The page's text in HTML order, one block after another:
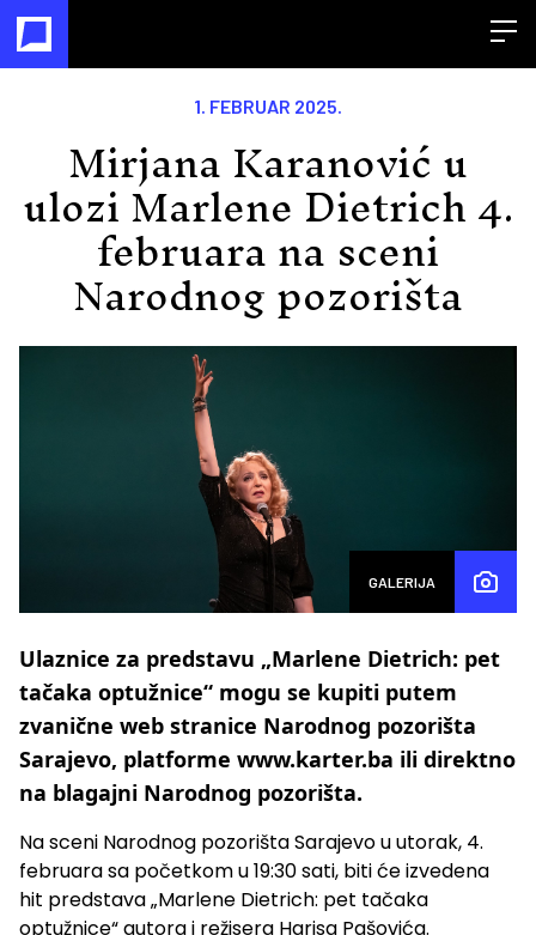
1. FEBRUAR 2025.
Mirjana Karanović u
ulozi Marlene Dietrich 4.
februara na sceni
Narodnog pozorišta
GALERIJA
Ulaznice za predstavu „Marlene Dietrich: pet
tačaka optužnice“ mogu se kupiti putem
zvanične web stranice Narodnog pozorišta
Sarajevo, platforme www.karter.ba ili direktno
na blagajni Narodnog pozorišta.
Na sceni Narodnog pozorišta Sarajevo u utorak, 4.
februara sa početkom u 19:30 sati, biti će izvedena
hit predstava „Marlene Dietrich: pet tačaka
optužnice“ autora i režisera Harisa Pašovića.